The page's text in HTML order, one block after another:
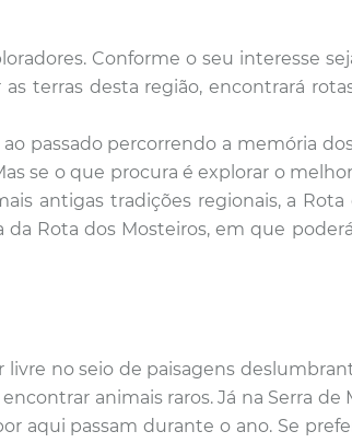
Conforme o seu interesse
terras desta região, encontrará
passado percorrendo a memória
se o que procura é explorar o
antigas tradições regionais, a
da Rota dos Mosteiros, em que
no seio de paisagens
animais raros. Já na Serra
aqui passam durante o ano. Se